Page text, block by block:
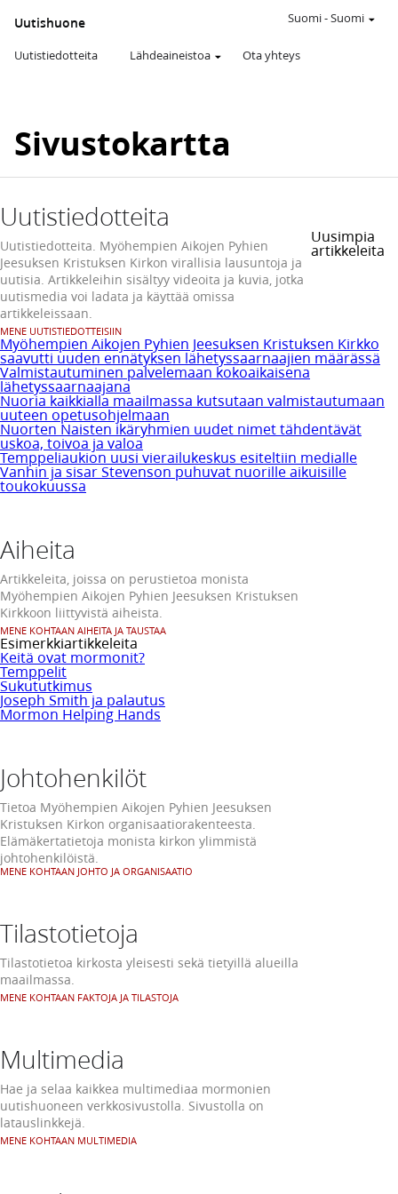
Uutishuone
Uutistiedotteita Lähdeaineistoa Ota yhteys
Suomi-Suomi
Sivustokartta
Uutistiedotteita
Uutistiedotteita. Myöhempien Aikojen Pyhien
Jeesuksen Kristuksen Kirkon virallisia lausuntoja ja
uutisia. Artikkeleihin sisältyy videoita ja kuvia, jotka
uutismedia voi ladata ja käyttää omissa
artikkeleissaan.
MENE UUTISTIEDOTTEISIIN
Uusimpia
artikkeleita
Myöhempien Aikojen Pyhien Jeesuksen Kristuksen Kirkko
saavutti uuden ennätyksen lähetyssaarnaajien määrässä
Valmistautuminen palvelemaan kokoaikaisena
lähetyssaarnaajana
Nuoria kaikkialla maailmassa kutsutaan valmistautumaan
uuteen opetusohjelmaan
Nuorten Naisten ikäryhmien uudet nimet tähdentävät
uskoa, toivoa ja valoa
Temppeliaukion uusi vierailukeskus esiteltiin medialle
Vanhin ja sisar Stevenson puhuvat nuorille aikuisille
toukokuussa
Aiheita
Artikkeleita, joissa on perustietoa monista
Myöhempien Aikojen Pyhien Jeesuksen Kristuksen
Kirkkoon liittyvistä aiheista.
MENE KOHTAAN AIHEITA JA TAUSTAA
Esimerkkiartikkeleita
Keitä ovat mormonit?
Temppelit
Sukututkimus
Joseph Smith ja palautus
Mormon Helping Hands
Johtohenkilöt
Tietoa Myöhempien Aikojen Pyhien Jeesuksen
Kristuksen Kirkon organisaatiorakenteesta.
Elämäkertatietoja monista kirkon ylimmistä
johtohenkilöistä.
MENE KOHTAAN JOHTO JA ORGANISAATIO
Tilastotietoja
Tilastotietoa kirkosta yleisesti sekä tietyillä alueilla
maailmassa.
MENE KOHTAAN FAKTOJA JA TILASTOJA
Multimedia
Hae ja selaa kaikkea multimediaa mormonien
uutishuoneen verkkosivustolla. Sivustolla on
latauslinkkejä.
MENE KOHTAAN MULTIMEDIA